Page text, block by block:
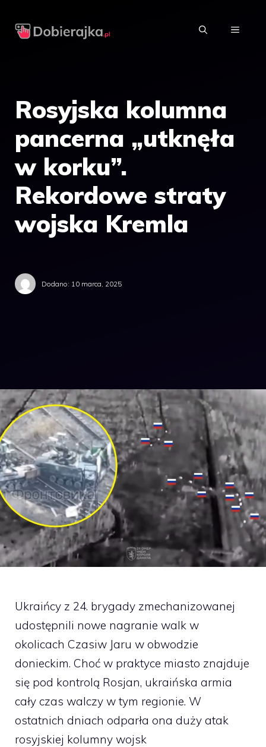
MENU
Rosyjska kolumna
pancerna „utknęła
w korku”.
Rekordowe straty
wojska Kremla
Dodano: 10 marca, 2025
Ukraińcy z 24. brygady zmechanizowanej
udostępnili nowe nagranie walk w
okolicach Czasiw Jaru w obwodzie
donieckim. Choć w praktyce miasto znajduje
się pod kontrolą Rosjan, ukraińska armia
cały czas walczy w tym regionie. W
ostatnich dniach odparła ona duży atak
rosyjskiej kolumny wojsk